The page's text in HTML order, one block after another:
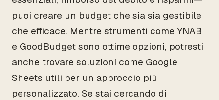
puoi creare un budget che sia sia gestibile
che efficace. Mentre strumenti come YNAB
e GoodBudget sono ottime opzioni, potresti
anche trovare soluzioni come Google
Sheets utili per un approccio più
personalizzato. Se stai cercando di